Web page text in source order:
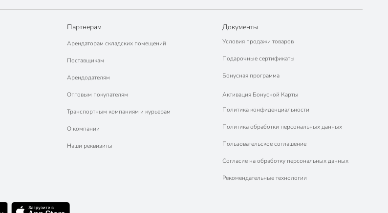
Партнерам
Арендаторам складских помещений
Поставщикам
Арендодателям
Оптовым покупателям
Транспортным компаниям и курьерам
О компании
Наши реквизиты
Документы
Условия продажи товаров
Подарочные сертификаты
Бонусная программа
Активация Бонусной Карты
Политика конфиденциальности
Политика обработки персональных данных
Пользовательское соглашение
Согласие на обработку персональных данных
Рекомендательные технологии